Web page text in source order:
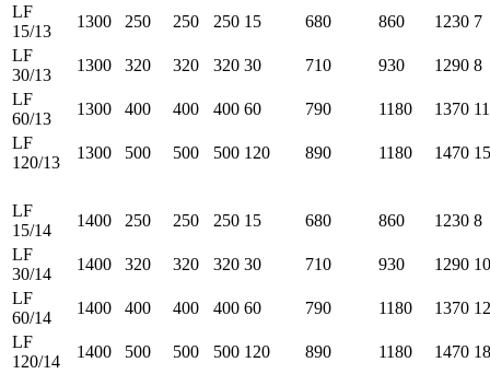
LF
15/13
1300 250 250 250 15 680 860 1230 7
LF
30/13
1300 320 320 320 30 710 930 1290 8
LF
60/13
1300 400 400 400 60 790 1180 1370 11
LF
120/13
1300 500 500 500 120 890 1180 1470 15
LF
15/14
1400 250 250 250 15 680 860 1230 8
LF
30/14
1400 320 320 320 30 710 930 1290 10
LF
60/14
1400 400 400 400 60 790 1180 1370 12
LF
120/14
1400 500 500 500 120 890 1180 1470 18